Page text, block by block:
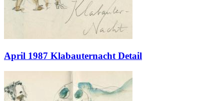
April 1987 Klabauternacht Detail